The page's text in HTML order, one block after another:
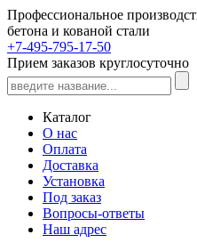
Профессиональное
бетона и кованой стали
+7-495-795-17-50
Прием заказов круглосуточно
Каталог
О нас
Оплата
Доставка
Установка
Под заказ
Вопросы-ответы
Наш адрес